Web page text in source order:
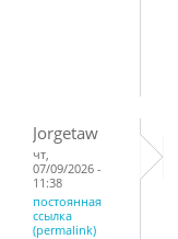
Jorgetaw
чт,
07/09/2026 -
11:38
постоянная
ссылка
(permalink)